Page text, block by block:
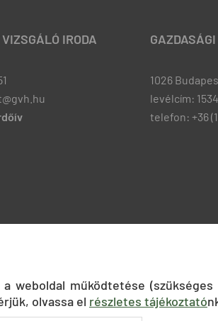
IRODA
1026
levélcím:
telefon: +36
weboldal működtetése
olvassa el részletes tájékoztató